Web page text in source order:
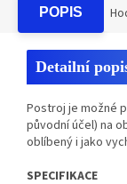
POPIS
Detailní
Postroj je možné
původní účel) na
oblíbený i jako
SPECIFIKACE